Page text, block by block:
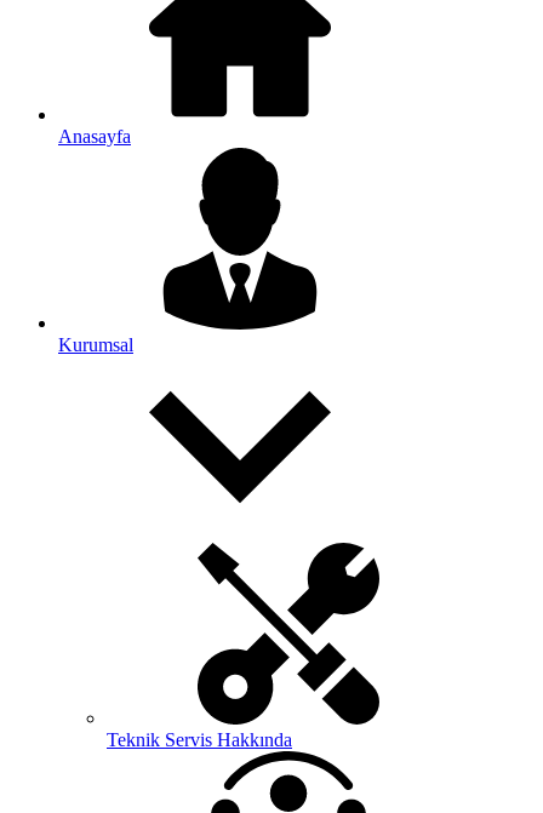
Anasayfa
Kurumsal
Teknik Servis Hakkında